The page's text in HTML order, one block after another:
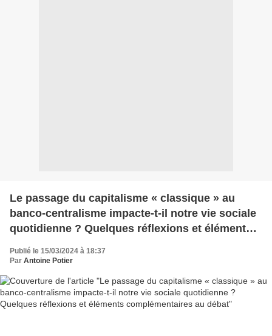
Le passage du capitalisme « classique » au
banco-centralisme impacte-t-il notre vie sociale
quotidienne ? Quelques réflexions et éléments
Publié le 15/03/2024 à 18:37
Par Antoine Potier